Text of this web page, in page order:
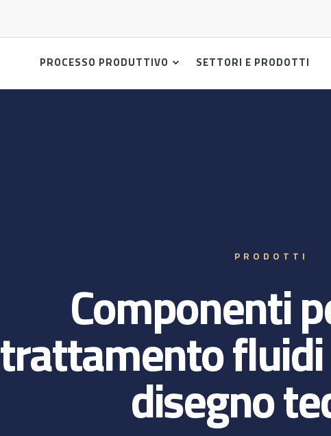
PROCESSO PRODUTTIVO SETTORI E PRODOTTI
PRODOTTI
Componenti
trattamento
disegno